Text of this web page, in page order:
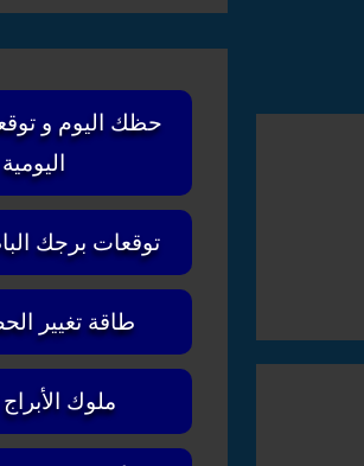
حظك اليوم و
اليومية
توقعات برجك
طاقة تغيير
ملوك الأبراج